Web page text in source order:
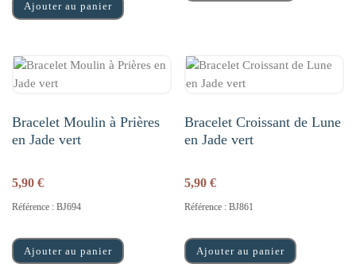
Ajouter au panier
Bracelet Moulin à Prières
en Jade vert
5,90 €
Référence : BJ694
Ajouter au panier
Bracelet Croissant de Lune
en Jade vert
5,90€
Référence : BJ861
Ajouter au panier